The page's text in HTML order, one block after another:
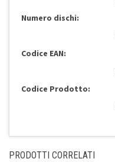
Numero dischi:
Codice EAN:
Codice Prodotto:
PRODOTTI CORRELATI